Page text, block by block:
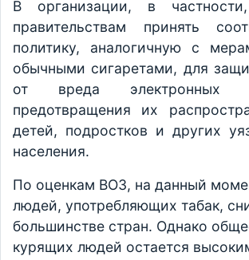
В организации, в
правительствам принять
политику, аналогичную с
обычными сигаретами, для
от вреда электронных
предотвращения их
детей, подростков и других
населения.
По оценкам ВОЗ, на данный
людей, употребляющих табак,
большинстве стран. Однако
курящих людей остается